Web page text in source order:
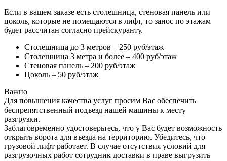
Если в вашем заказе есть столешница, стеновая панель или
цоколь, которые не помещаются в лифт, то занос по этажам
будет рассчитан согласно прейскуранту.
Столешница до 3 метров – 250 руб/этаж
Столешница 3 метра и более – 400 руб/этаж
Стеновая панель – 200 руб/этаж
Цоколь – 50 руб/этаж
Важно
Для повышения качества услуг просим Вас обеспечить
беспрепятственный подъезд нашей машины к месту
разгрузки.
Заблаговременно удостоверьтесь, что у Вас будет возможность
открыть ворота для въезда на территорию. Убедитесь, что
грузовой лифт работает. В случае отсутствия условий для
разгрузочных работ сотрудник доставки в праве выгрузить